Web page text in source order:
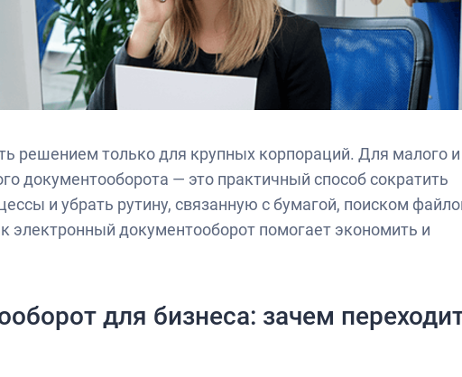
решением только для крупных корпораций. Для малого и
документооборота — это практичный способ сократить
и убрать рутину, связанную с бумагой, поиском
электронный документооборот помогает экономить и
для бизнеса: зачем